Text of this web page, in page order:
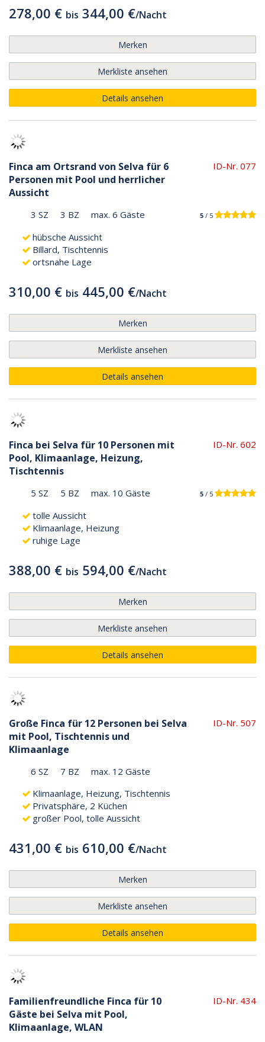
278,00 € bis 344,00 €/Nacht
Merken
Merkliste ansehen
Details ansehen
Finca am Ortsrand von Selva für 6
Personen mit Pool und herrlicher
Aussicht
ID-Nr. 077
3 SZ 3 BZ max. 6 Gäste 5 / 5
hübsche Aussicht
Billard, Tischtennis
ortsnahe Lage
310,00 € bis 445,00 €/Nacht
Merken
Merkliste ansehen
Details ansehen
Finca bei Selva für 10 Personen mit
Pool, Klimaanlage, Heizung,
Tischtennis
ID-Nr. 602
5 SZ 5 BZ max. 10 Gäste 5 / 5
tolle Aussicht
Klimaanlage, Heizung
ruhige Lage
388,00 € bis 594,00 €/Nacht
Merken
Merkliste ansehen
Details ansehen
Große Finca für 12 Personen bei Selva
mit Pool, Tischtennis und
Klimaanlage
ID-Nr. 507
6 SZ 7 BZ
max. 12 Gäste
Klimaanlage, Heizung, Tischtennis
Privatsphäre, 2 Küchen
großer Pool, tolle Aussicht
431,00 € bis 610,00 €/Nacht
Merken
Merkliste ansehen
Details ansehen
Familienfreundliche Finca für 10
Gäste bei Selva mit Pool,
Klimaanlage, WLAN
ID-Nr. 434